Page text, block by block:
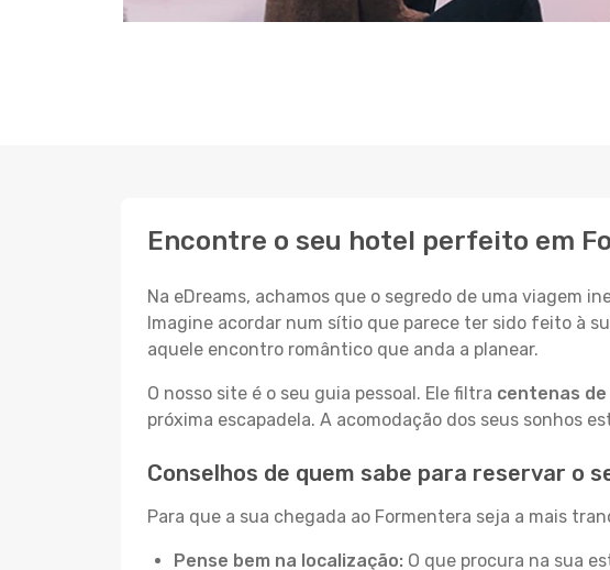
Encontre o seu hotel perfeito em
Na eDreams, achamos que o segredo de uma viagem
Imagine acordar num sítio que parece ter sido feito à
aquele encontro romântico que anda a planear.
O nosso site é o seu guia pessoal. Ele filtra centenas
próxima escapadela. A acomodação dos seus sonhos
Conselhos de quem sabe para reservar o
Para que a sua chegada ao Formentera seja a mais
Pense bem na localização: O que procura na sua